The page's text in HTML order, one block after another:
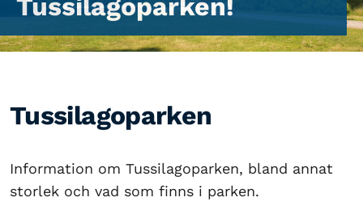
Tussilagoparken!
Tussilagoparken
Information om Tussilagoparken, bland annat
storlek och vad som finns i parken.